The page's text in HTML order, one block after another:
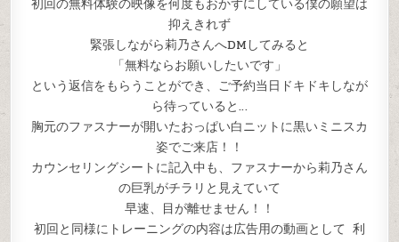
ク
ム
巨
出
し
ニ
ン
ポ
ー
内
映
初回の無料体験の映像を何度もおかずにしている僕の願望は
抑えきれず
緊張しながら莉乃さんへDMしてみると
「無料ならお願いしたいです」
という返信をもらうことができ、ご予約当日ドキドキしなが
ら待っていると…
胸元のファスナーが開いたおっぱい白ニットに黒いミニスカ
姿でご来店！！
カウンセリングシートに記入中も、ファスナーから莉乃さん
の巨乳がチラリと見えていて
早速、目が離せません！！
初回と同様にトレーニングの内容は広告用の動画として 利